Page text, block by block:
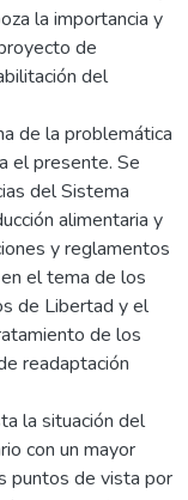
la importancia y
de
del
de la problemática
el presente. Se
del Sistema
alimentaria y
y reglamentos
el tema de los
de Libertad y el
de los
readaptación
la situación del
con un mayor
puntos de vista por